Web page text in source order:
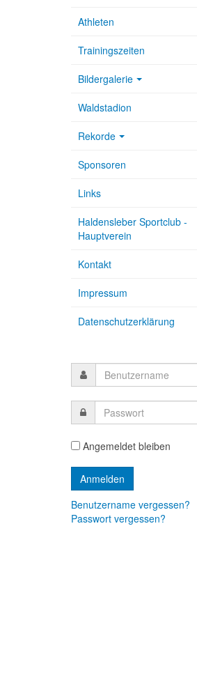
Athleten
Trainingszeiten
Bildergalerie
Waldstadion
Rekorde
Sponsoren
Links
Haldensleber Sportclub -
Hauptverein
Kontakt
Impressum
Datenschutzerklärung
Angemeldet bleiben
Benutzername vergessen?
Passwort vergessen?